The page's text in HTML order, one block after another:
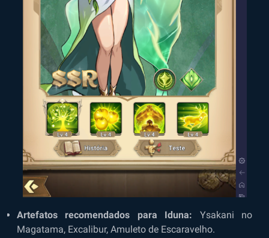
Artefatos recomendados para Iduna: Ysakani no
Magatama, Excalibur, Amuleto de Escaravelho.